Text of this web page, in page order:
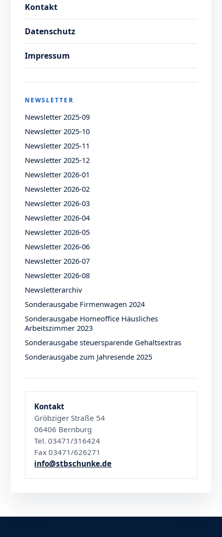
Kontakt
Datenschutz
Impressum
NEWSLETTER
Newsletter 2025-09
Newsletter 2025-10
Newsletter 2025-11
Newsletter 2025-12
Newsletter 2026-01
Newsletter 2026-02
Newsletter 2026-03
Newsletter 2026-04
Newsletter 2026-05
Newsletter 2026-06
Newsletter 2026-07
Newsletter 2026-08
Newsletterarchiv
Sonderausgabe Firmenwagen 2024
Sonderausgabe Homeoffice Häusliches
Arbeitszimmer 2023
Sonderausgabe steuersparende Gehaltsextras
Sonderausgabe zum Jahresende 2025
Kontakt
Gröbziger Straße 54
06406 Bernburg
Tel. 03471/316424
Fax 03471/626271
info@stbschunke.de